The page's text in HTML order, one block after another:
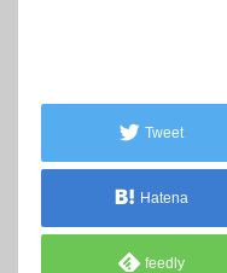
Tweet
Hatena
feedly